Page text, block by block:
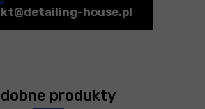
house.pl
produkty